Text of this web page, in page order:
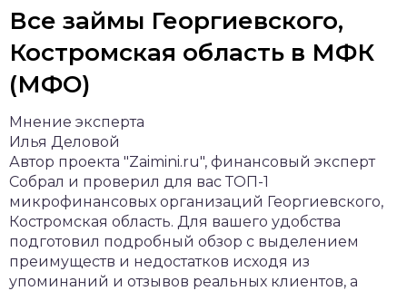
Все займы Георгиевского,
Костромская область в МФК
(МФО)
Мнение эксперта
Илья Деловой
Автор проекта "Zaimini.ru", финансовый эксперт
Собрал и проверил для вас ТОП-1
микрофинансовых организаций Георгиевского,
Костромская область. Для вашего удобства
подготовил подробный обзор с выделением
преимуществ и недостатков исходя из
упоминаний и отзывов реальных клиентов, а